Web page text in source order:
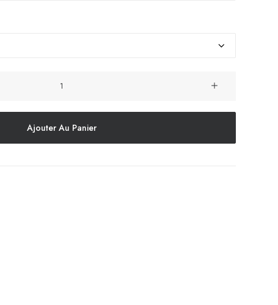
Ajouter Au Panier